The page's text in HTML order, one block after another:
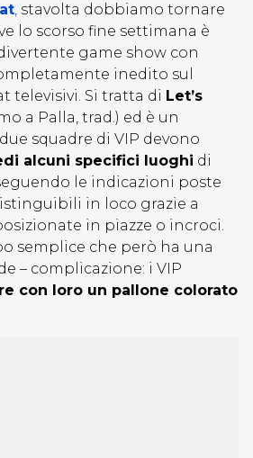
, stavolta dobbiamo tornare
lo scorso fine settimana è
game show con
inedito sul
televisivi. Si tratta di Let’s
a Palla, trad.) ed è un
squadre di VIP devono
alcuni specifici luoghi di
le indicazioni poste
in loco grazie a
in piazze o incroci.
semplice che però ha una
– complicazione: i VIP
con loro un pallone colorato